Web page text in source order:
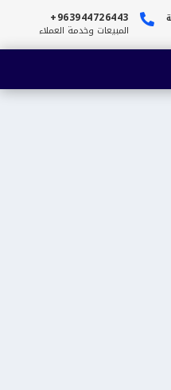

963944726443+
المبيعات وخدمة العملاء